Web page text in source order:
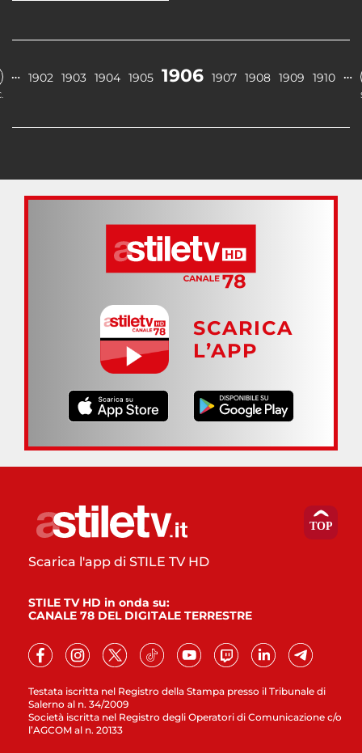
… 1902 1903 1904 1905 1906 1907 1908 1909 1910 …
SCARICA
L’APP
Testata iscritta nel Registro della Stampa presso il Tribunale di
Salerno al n. 34/2009
Società iscritta nel Registro degli Operatori di Comunicazione c/o
l’AGCOM al n. 20133
Scarica l'app di STILE TV HD
STILE TV HD in onda su:
CANALE 78 DEL DIGITALE TERRESTRE